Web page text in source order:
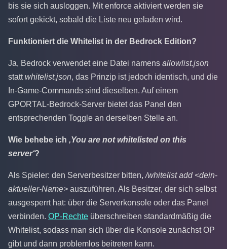
bis sie sich ausloggen. Mit enforce aktiviert werden sie
sofort gekickt, sobald die Liste neu geladen wird.
Funktioniert die Whitelist in der Bedrock Edition?
Ja, Bedrock verwendet eine Datei namens allowlist.json
stattwhitelist.json, das Prinzip ist jedoch identisch, und die
In-Game-Commands sind dieselben. Auf einem
GPORTAL-Bedrock-Server bietet das Panel den
entsprechenden Toggle an derselben Stelle an.
Wie behebe ich ‚You are not whitelisted on this
server‘?
Als Spieler: den Serverbesitzer bitten, /whitelist add <dein-
aktueller-Name> auszuführen. Als Besitzer, der sich selbst
ausgesperrt hat: über die Serverkonsole oder das Panel
verbinden. OP-Rechte überschreiben standardmäßig die
Whitelist, sodass man sich über die Konsole zunächst OP
gibt und dann problemlos beitreten kann.